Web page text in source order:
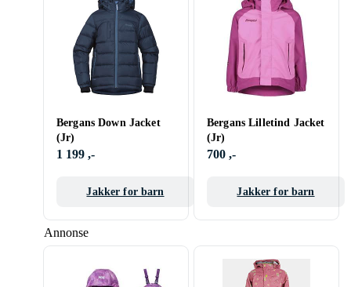
Annonse
Bergans Down Jacket
(Jr)
1 199 ,-
Jakker for barn
Bergans Lilletind Jacket
(Jr)
700 ,-
Jakker for barn